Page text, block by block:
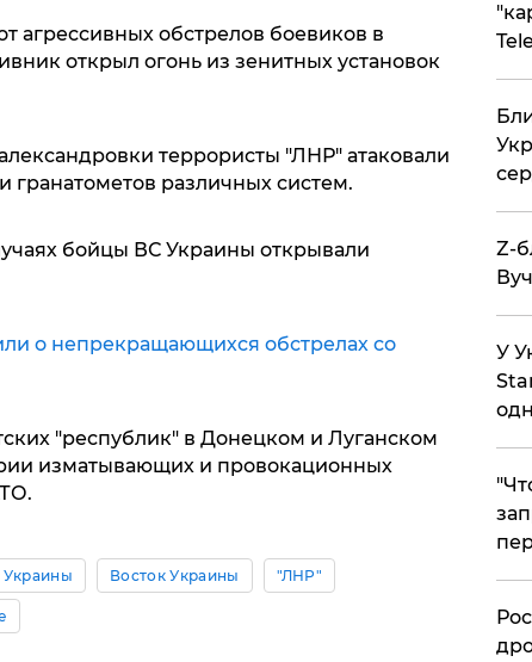
агрессивных обстрелов боевиков в
открыл огонь из зенитных установок
террористы "ЛНР" атаковали
гранатометов различных систем.
бойцы ВС Украины открывали
о непрекращающихся обстрелах со
"республик" в Донецком и Луганском
изматывающих и провокационных
Восток Украины "ЛНР"
Z-
У